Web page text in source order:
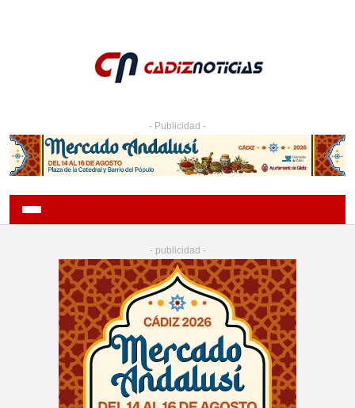
- Publicidad -
- publicidad -